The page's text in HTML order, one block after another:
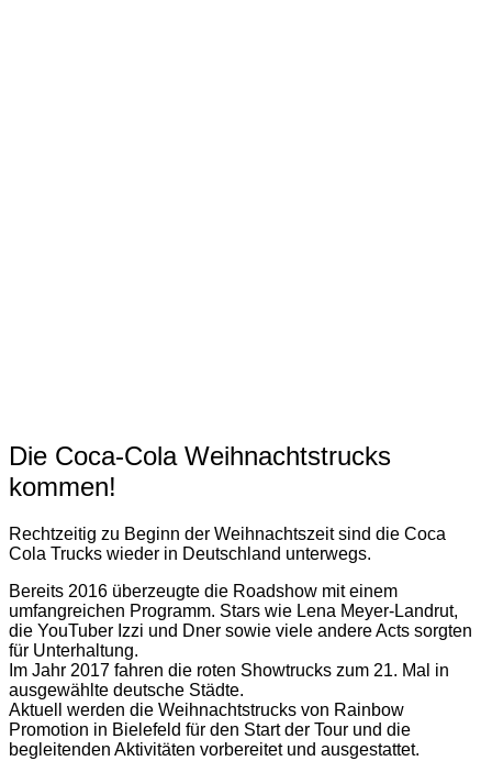
Die Coca-Cola Weihnachtstrucks
kommen!
Rechtzeitig zu Beginn der Weihnachtszeit sind die Coca
Cola Trucks wieder in Deutschland unterwegs.
Bereits 2016 überzeugte die Roadshow mit einem
umfangreichen Programm. Stars wie Lena Meyer-Landrut,
die YouTuber Izzi und Dner sowie viele andere Acts sorgten
für Unterhaltung.
Im Jahr 2017 fahren die roten Showtrucks zum 21. Mal in
ausgewählte deutsche Städte.
Aktuell werden die Weihnachtstrucks von Rainbow
Promotion in Bielefeld für den Start der Tour und die
begleitenden Aktivitäten vorbereitet und ausgestattet.